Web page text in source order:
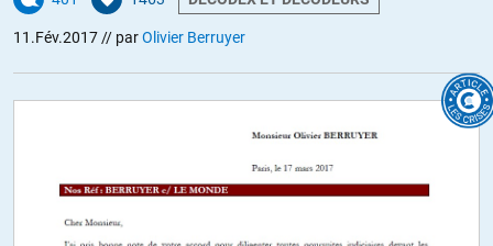
11.Fév.2017 // parOlivier Berruyer